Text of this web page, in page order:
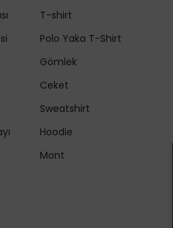
T-shirt
Polo Yaka T-Shirt
Gömlek
Ceket
Sweatshirt
Hoodie
Mont